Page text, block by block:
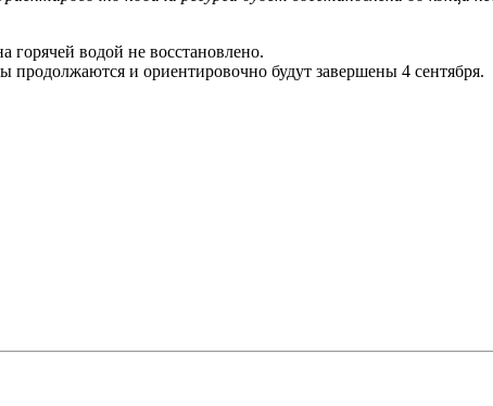
водой не восстановлено.
и ориентировочно будут завершены 4 сентября.